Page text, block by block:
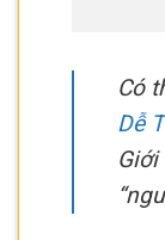
Có
Dễ
Giới